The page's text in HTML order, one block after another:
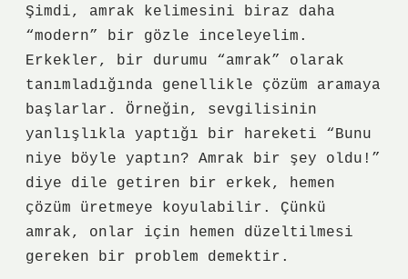
Şimdi, amrak kelimesini biraz daha
“modern” bir gözle inceleyelim.
Erkekler, bir durumu “amrak” olarak
tanımladığında genellikle çözüm aramaya
başlarlar. Örneğin, sevgilisinin
yanlışlıkla yaptığı bir hareketi “Bunu
niye böyle yaptın? Amrak bir şey oldu!”
diye dile getiren bir erkek, hemen
çözüm üretmeye koyulabilir. Çünkü
amrak, onlar için hemen düzeltilmesi
gereken bir problem demektir.